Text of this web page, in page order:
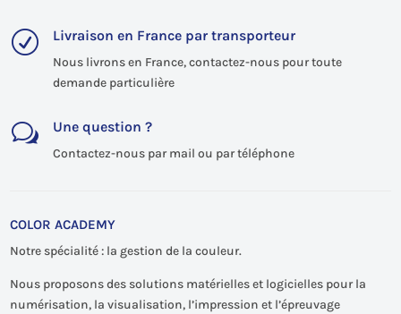
R Livraison en France par transporteur
Nous livrons en France, contactez-nous pour toute
demande particulière
w Une question ?
Contactez-nous par mail ou par téléphone
COLOR ACADEMY
Notre spécialité : la gestion de la couleur.
Nous proposons des solutions matérielles et logicielles pour la
numérisation, la visualisation, l’impression et l’épreuvage